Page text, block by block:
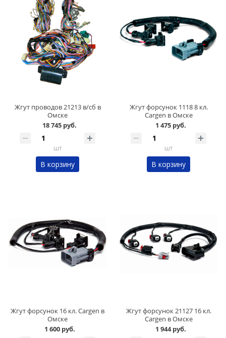
Жгут проводов 21213 в/сб в
Омске
18 745 руб.
шт
В корзину
Жгут форсунок 1118 8 кл.
Cargen в Омске
1 475 руб.
шт
В корзину
Жгут форсунок 16 кл. Cargen в
Омске
1 600 руб.
Жгут форсунок 21127 16 кл.
Cargen в Омске
1 944 руб.